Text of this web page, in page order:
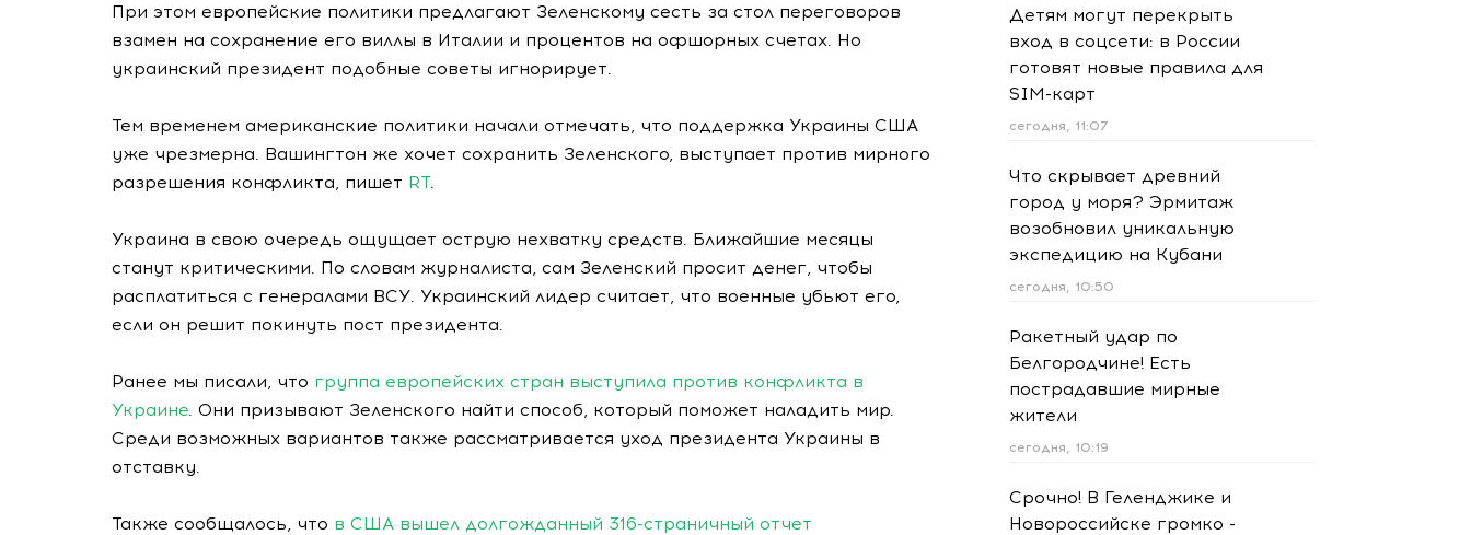
При этом европейские политики предлагают Зеленскому сесть за стол переговоров
взамен на сохранение его виллы в Италии и процентов на офшорных счетах. Но
украинский президент подобные советы игнорирует.
Тем временем американские политики начали отмечать, что поддержка Украины США
уже чрезмерна. Вашингтон же хочет сохранить Зеленского, выступает против мирного
разрешения конфликта, пишет RT.
Украина в свою очередь ощущает острую нехватку средств. Ближайшие месяцы
станут критическими. По словам журналиста, сам Зеленский просит денег, чтобы
расплатиться с генералами ВСУ. Украинский лидер считает, что военные убьют его,
если он решит покинуть пост президента.
Ранее мы писали, что группа европейских стран выступила против конфликта в
Украине. Они призывают Зеленского найти способ, который поможет наладить мир.
Среди возможных вариантов также рассматривается уход президента Украины в
отставку.
Также сообщалось, что в США вышел долгожданный 316-страничный отчет
Детям могут перекрыть
вход в соцсети: в России
готовят новые правила для
SIM-карт
сегодня, 11:07
Что скрывает древний
город у моря? Эрмитаж
возобновил уникальную
экспедицию на Кубани
сегодня, 10:50
Ракетный удар по
Белгородчине! Есть
пострадавшие мирные
жители
сегодня, 10:19
Срочно! В Геленджике и
Новороссийске громко -